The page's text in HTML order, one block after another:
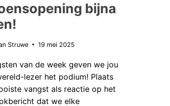
bijna
Struwe 19 mei 2025
van de week geven we jou
lezer het podium! Plaats
vangst als reactie op het
dat we elke